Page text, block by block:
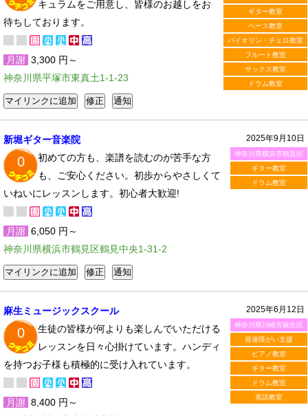
ギター教室
ベース教室
バイオリン・チェロ教室
フルート教室
サックス教室
ドラム教室
キュラムをご用意し、皆様のお越しをお
待ちしております。
月謝 3,300 円～
神奈川県平塚市東真土1-1-23
2025年9月10日
神奈川県横浜市鶴見区
ギター教室
ドラム教室
新堀ギター音楽院
0
初めての方も、楽譜を読むのが苦手な方
も、ご安心ください。初歩からやさしくて
いねいにレッスンします。初心者大歓迎!
月謝 6,050 円～
神奈川県横浜市鶴見区鶴見中央1-31-2
2025年6月12日
神奈川県川崎市麻生区
発達障がい支援
ピアノ教室
ギター教室
ドラム教室
英語教室
麻生ミュージックスクール
0
生徒の皆様が何よりも楽しんでいただける
レッスンを日々心掛けています。ハンディ
を持つお子様も積極的に受け入れています。
月謝 8,400 円～